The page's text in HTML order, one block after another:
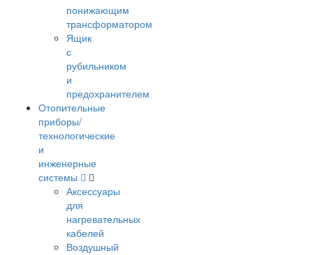
понижающим
трансформатором
Ящик
с
рубильником
и
предохранителем
Отопительные
приборы/
технологические
и
инженерные
системы
Аксессуары
для
нагревательных
кабелей
Воздушный